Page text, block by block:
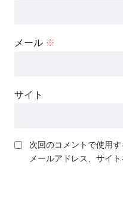
メール ※
サイト
次回のコメントで使用
メールアドレス、サイト